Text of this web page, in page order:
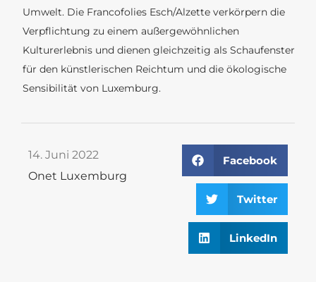
Umwelt. Die Francofolies Esch/Alzette verkörpern die
Verpflichtung zu einem außergewöhnlichen
Kulturerlebnis und dienen gleichzeitig als Schaufenster
für den künstlerischen Reichtum und die ökologische
Sensibilität von Luxemburg.
14. Juni 2022
Onet Luxemburg
Facebook
Twitter
LinkedIn